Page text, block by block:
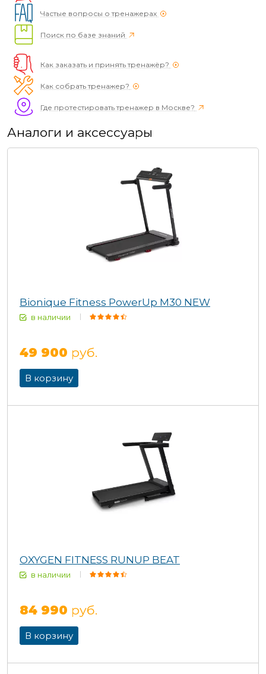
Частые вопросы о тренажерах
Поиск по базе знаний
Как заказать и принять тренажёр?
Как собрать тренажер?
Где протестировать тренажер в Москве?
Аналоги и аксессуары
Bionique Fitness PowerUp M30 NEW
в наличии
49 900 руб.
В корзину
OXYGEN FITNESS RUNUP BEAT
в наличии
84 990 руб.
В корзину